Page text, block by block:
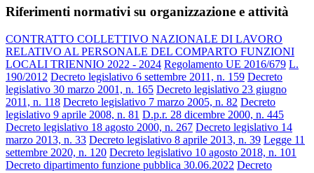
Riferimenti normativi su organizzazione e attività
CONTRATTO COLLETTIVO NAZIONALE DI LAVORO
RELATIVO AL PERSONALE DEL COMPARTO FUNZIONI
LOCALI TRIENNIO 2022 - 2024 Regolamento UE 2016/679 L.
190/2012 Decreto legislativo 6 settembre 2011, n. 159 Decreto
legislativo 30 marzo 2001, n. 165 Decreto legislativo 23 giugno
2011, n. 118 Decreto legislativo 7 marzo 2005, n. 82 Decreto
legislativo 9 aprile 2008, n. 81 D.p.r. 28 dicembre 2000, n. 445
Decreto legislativo 18 agosto 2000, n. 267 Decreto legislativo 14
marzo 2013, n. 33 Decreto legislativo 8 aprile 2013, n. 39 Legge 11
settembre 2020, n. 120 Decreto legislativo 10 agosto 2018, n. 101
Decreto dipartimento funzione pubblica 30.06.2022 Decreto